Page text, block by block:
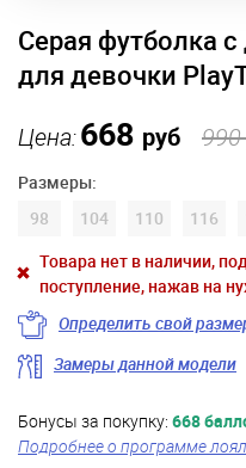
Серая футболка
для девочки
Цена:668 руб
Размеры:
98
104 110 116
Товара нет в наличии,
поступление, нажав на
Определить свой
Замеры данной модели
Бонусы за покупку: 668
Подробнее о программе